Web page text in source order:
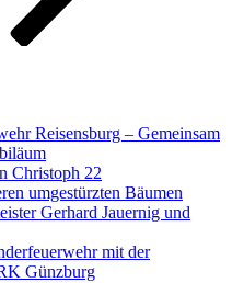
Reisensburg – Gemeinsam
Christoph 22
umgestürzten Bäumen
Gerhard Jauernig und
mit der
Günzburg